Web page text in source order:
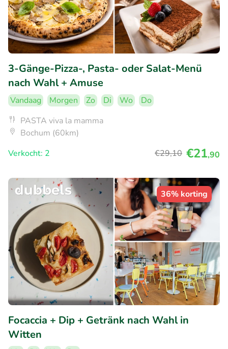
3-Gänge-Pizza-, Pasta- oder Salat-Menü
nach Wahl + Amuse
Vandaag Morgen Zo Di Wo
Do
PASTA viva la mamma
Bochum (60km)
Verkocht: 2
€29,10 €21,90
36% korting
Focaccia + Dip + Getränk nach Wahl in
Witten